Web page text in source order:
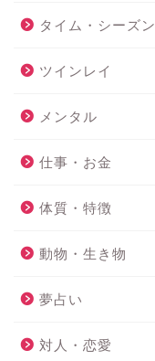
タイム・シーズン
ツインレイ
メンタル
仕事・お金
体質・特徴
動物・生き物
夢占い
対人・恋愛